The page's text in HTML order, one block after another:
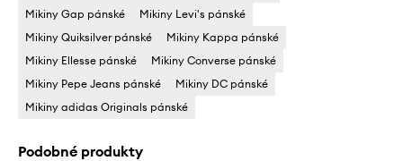
Mikiny Gap pánské
Mikiny Levi's pánské
Mikiny Quiksilver pánské
Mikiny Kappa pánské
Mikiny Ellesse pánské
Mikiny Converse pánské
Mikiny Pepe Jeans pánské
Mikiny DC pánské
Mikiny adidas Originals pánské
Podobné produkty